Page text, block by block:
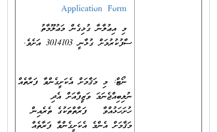
Application Form
މި އިޢުލާނާ ގުޅިގެން މަޢުލޫމާތު
ސާފުކުރުމަށް ގުޅާނީ 3014103 އަށެވެ.
ނޯޓް: މި މަޤާމަށް އެކަށީގެންވާ ފަރާތެއް
ނުލިބިއްޖެނަމަ ވަޒީފާއަށް އެދި
ހުށަހަޅުއްވާ ފަރާތްތަކުގެ ތެރެއިން
މަޤާމަށް އެންމެ އެކަށީގެންވާ ފަރާތެއް